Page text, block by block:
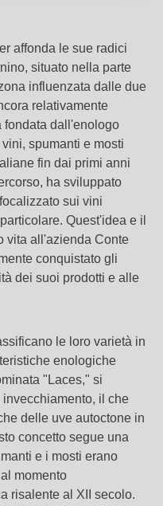
affonda le sue radici
situato nella parte
influenzata dalle due
relativamente
fondata dall'enologo
spumanti e mosti
fin dai primi anni
ha sviluppato
sui vini
Quest'idea e il
vita all'azienda Conte
conquistato gli
dei suoi prodotti e alle
le loro varietà in
enologiche
"Laces," si
il che
delle uve autoctone in
concetto segue una
e i mosti erano
momento
risalente al XII secolo.